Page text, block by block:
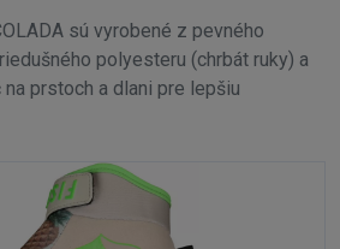
sú vyrobené z pevného
polyesteru (chrbát ruky) a
prstoch a dlani pre lepšiu